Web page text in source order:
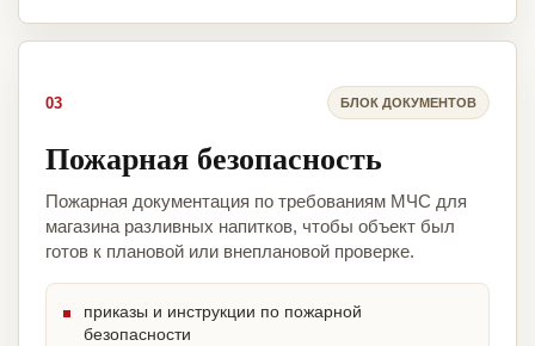
03 БЛОК ДОКУМЕНТОВ
Пожарная безопасность
Пожарная документация по требованиям МЧС для
магазина разливных напитков, чтобы объект был
готов к плановой или внеплановой проверке.
приказы и инструкции по пожарной
безопасности